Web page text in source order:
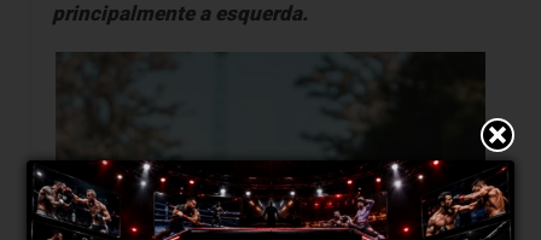
principalmente a esquerda.